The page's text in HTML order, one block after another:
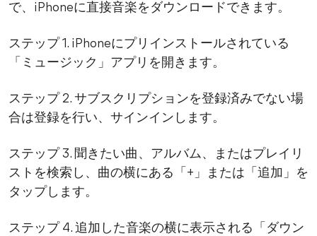
で、iPhoneに直接音楽をダウンロードできます。
ステップ 1. iPhoneにプリインストールされている
「ミュージック」アプリを開きます。
ステップ 2. サブスクリプションを登録済みでない場
合は登録を行い、サインインします。
ステップ 3. 聞きたい曲、アルバム、またはプレイリ
ストを検索し、曲の横にある「+」または「追加」を
タップします。
ステップ 4. 追加した音楽の横に表示される「ダウン